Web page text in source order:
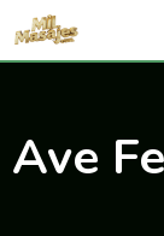
Saltar
Ave